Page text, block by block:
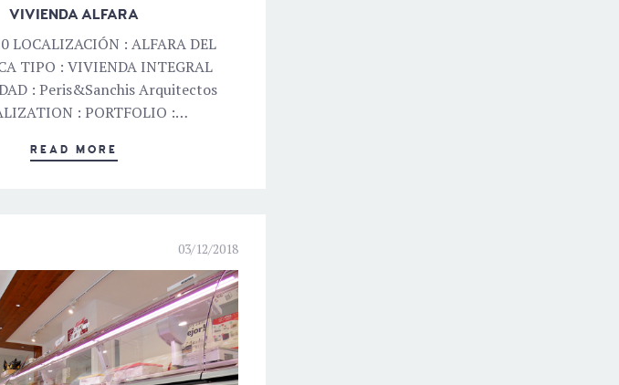
VIVIENDA ALFARA
LOCALIZACIÓN : ALFARA DEL
TIPO : VIVIENDA INTEGRAL
: Peris&Sanchis Arquitectos
: PORTFOLIO :…
READ MORE
03/12/2018